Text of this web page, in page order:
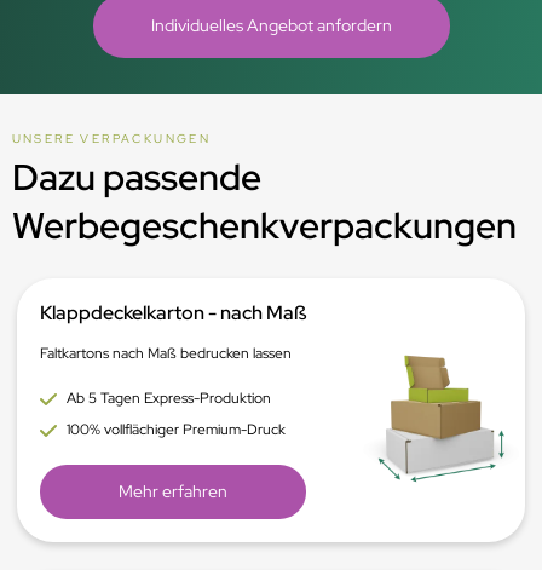
Individuelles Angebot anfordern
UNSERE VERPACKUNGEN
Dazu passende
Werbegeschenkverpackungen
Klappdeckelkarton - nach Maß
Faltkartons nach Maß bedrucken lassen
Ab 5 Tagen Express-Produktion
100% vollflächiger Premium-Druck
Mehr erfahren